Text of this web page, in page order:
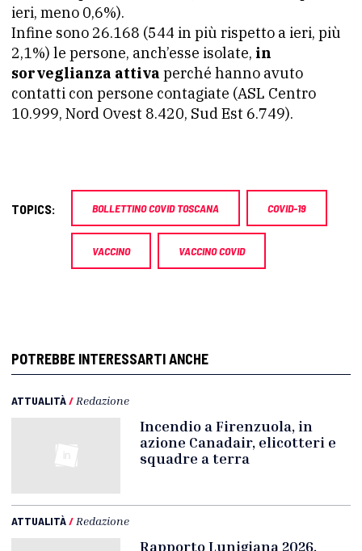
ieri, meno 0,6%).
Infine sono 26.168 (544 in più rispetto a ieri, più
2,1%) le persone, anch’esse isolate, in
sorveglianza attiva perché hanno avuto
contatti con persone contagiate (ASL Centro
10.999, Nord Ovest 8.420, Sud Est 6.749).
TOPICS: BOLLETTINO COVID TOSCANA COVID-19
VACCINO VACCINO COVID
POTREBBE INTERESSARTI ANCHE
ATTUALITÀ/ Redazione
Incendio a Firenzuola, in
azione Canadair, elicotteri e
squadre a terra
ATTUALITÀ/ Redazione
Rapporto Lunigiana 2026,